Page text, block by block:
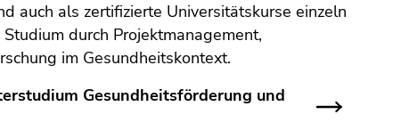
auch als zertifizierte Universitätskurse einzeln
durch Projektmanagement,
im Gesundheitskontext.
Gesundheitsförderung und